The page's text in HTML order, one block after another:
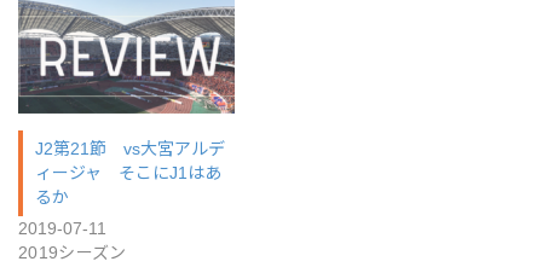
J2第21節 vs大宮アルデ
ィージャ そこにJ1はあ
るか
2019-07-11
2019シーズン